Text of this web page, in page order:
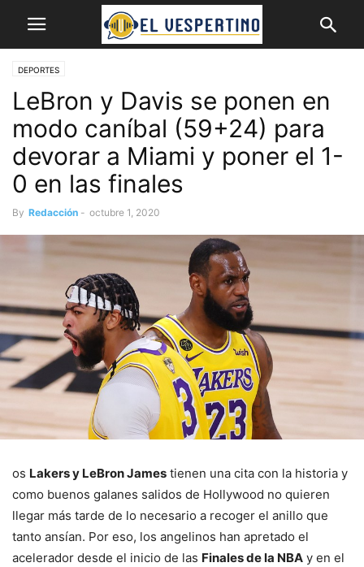
DEPORTES
LeBron y Davis se ponen en
modo caníbal (59+24) para
devorar a Miami y poner el 1-
0 en las finales
By Redacción - octubre 1, 2020
os Lakers y LeBron James tienen una cita con la historia y
como buenos galanes salidos de Hollywood no quieren
llegar más tarde de lo necesario a recoger el anillo que
tanto ansían. Por eso, los angelinos han apretado el
acelerador desde el inicio de las Finales de la NBA y en el